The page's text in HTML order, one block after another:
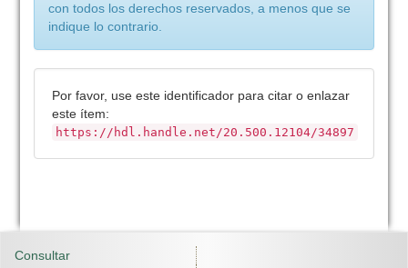
con todos los derechos reservados, a menos que se
indique lo contrario.
Por favor, use este identificador para citar o enlazar
este ítem:
https://hdl.handle.net/20.500.12104/34897
Consultar